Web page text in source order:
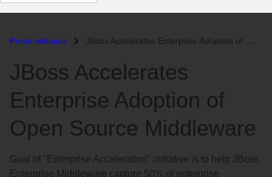
la
Press releases JBoss Accelerates Enterprise Adoption of Open Source Middleware...
JBoss Accelerates
Enterprise Adoption of
Open Source Middleware
Goal of "Enterprise Acceleration" initiative is to help JBoss
Enterprise Middleware capture 50% of enterprise